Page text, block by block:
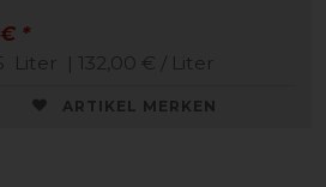
*
Liter | 132,00 € / Liter
ARTIKEL MERKEN